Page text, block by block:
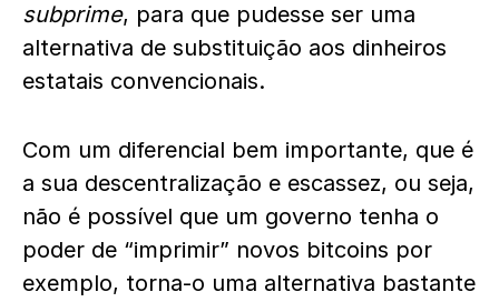
subprime, para que pudesse ser uma
alternativa de substituição aos dinheiros
estatais convencionais.
Com um diferencial bem importante, que é
a sua descentralização e escassez, ou seja,
não é possível que um governo tenha o
poder de “imprimir” novos bitcoins por
exemplo, torna-o uma alternativa bastante